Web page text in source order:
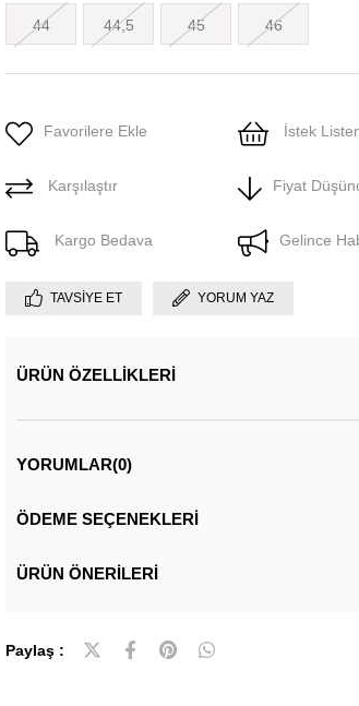
44 44,5 45 46
Favorilere Ekle İstek
Karşılaştır Fiyat
Kargo Bedava Gelince
TAVSIYE ET YORUM YAZ
ÜRÜN ÖZELLIKLERI
YORUMLAR(0)
ÖDEME SEÇENEKLERI
ÜRÜN ÖNERILERI
Paylaş :